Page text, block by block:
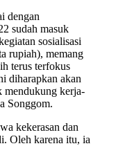
dengan
sudah masuk
sosialisasi
rupiah), memang
terus terfokus
diharapkan akan
mendukung kerja-
Songgom.
kekerasan dan
Oleh karena itu, ia